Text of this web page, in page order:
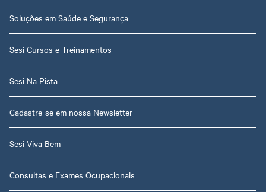
Soluções em Saúde e Segurança
Sesi Cursos e Treinamentos
Sesi Na Pista
Cadastre-se em nossa Newsletter
Sesi Viva Bem
Consultas e Exames Ocupacionais